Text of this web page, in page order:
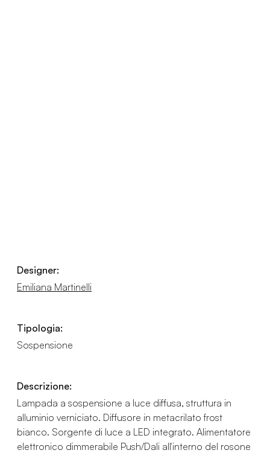
Designer:
Emiliana Martinelli
Tipologia:
Sospensione
Descrizione:
Lampada a sospensione a luce diffusa, struttura in
alluminio verniciato. Diffusore in metacrilato frost
bianco. Sorgente di luce a LED integrato. Alimentatore
elettronico dimmerabile Push/Dali all'interno del rosone